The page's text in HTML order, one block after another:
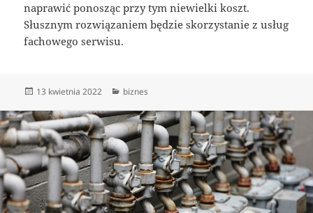
naprawić ponosząc przy tym niewielki koszt.
Słusznym rozwiązaniem będzie skorzystanie z usług
fachowego serwisu.
Data
13 kwietnia 2022 Kategorie
biznes